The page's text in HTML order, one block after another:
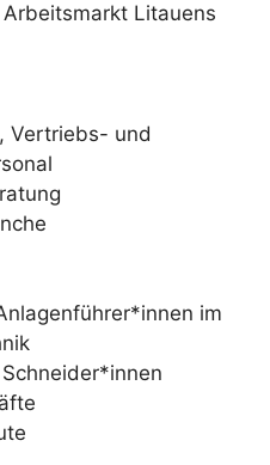
Litauens
Vertriebs- und
im